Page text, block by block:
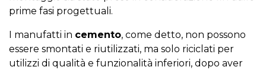
prime fasi progettuali.
I manufatti in cemento, come detto, non possono
essere smontati e riutilizzati, ma solo riciclati per
utilizzi di qualità e funzionalità inferiori, dopo aver